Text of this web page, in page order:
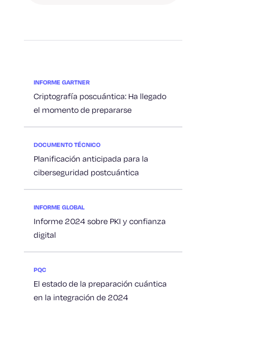
INFORME GARTNER
Criptografía poscuántica: Ha llegado
el momento de prepararse
DOCUMENTO TÉCNICO
Planificación anticipada para la
ciberseguridad postcuántica
INFORME GLOBAL
Informe 2024 sobre PKI y confianza
digital
PQC
El estado de la preparación cuántica
en la integración de 2024